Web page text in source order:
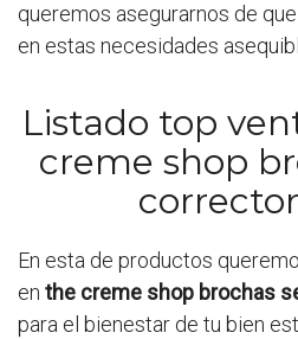
queremos asegurarnos de
en estas necesidades
Listado top
creme shop
En esta de productos
en the creme shop brochas
para el bienestar de tu bien